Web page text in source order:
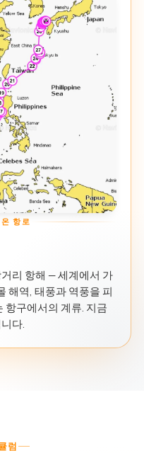
항로
리 항해 — 세계에서 가
해역, 태풍과 역풍을 피
항구에서의 계류. 지금
다.
럼